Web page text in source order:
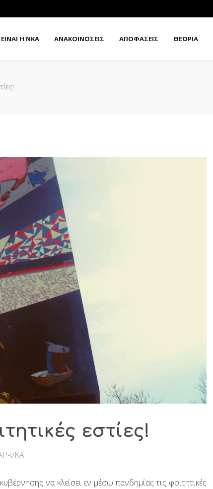
ΕΙΝΑΙ Η ΝΚΑ ΑΝΑΚΟΙΝΩΣΕΙΣ ΑΠΟΦΑΣΕΙΣ ΘΕΩΡΙΑ
εστίες!
νΚΑ
να κλείσει εν μέσω πανδημίας τις φοιτητικές